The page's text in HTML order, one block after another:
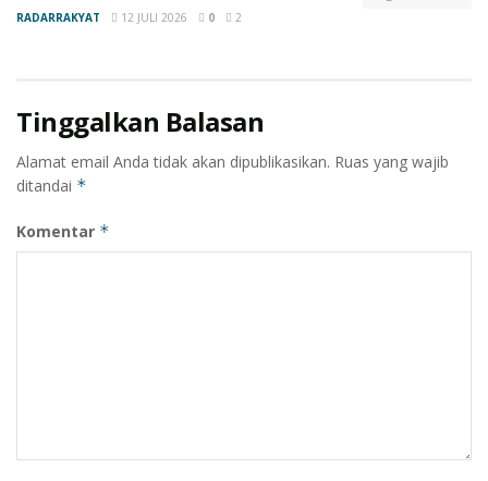
RADARRAKYAT 12 JULI 2026 0 2
Tinggalkan Balasan
Alamat email Anda tidak akan dipublikasikan. Ruas yang wajib
ditandai *
Komentar *